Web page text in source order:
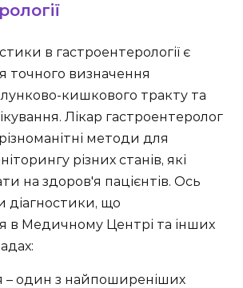
в гастроентерології є
точного визначення
кишкового тракту та
Лікар гастроентеролог
методи для
різних станів, які
на здоров'я пацієнтів. Ось
діагностики, що
в Медичному Центрі та інших
– один з найпоширеніших